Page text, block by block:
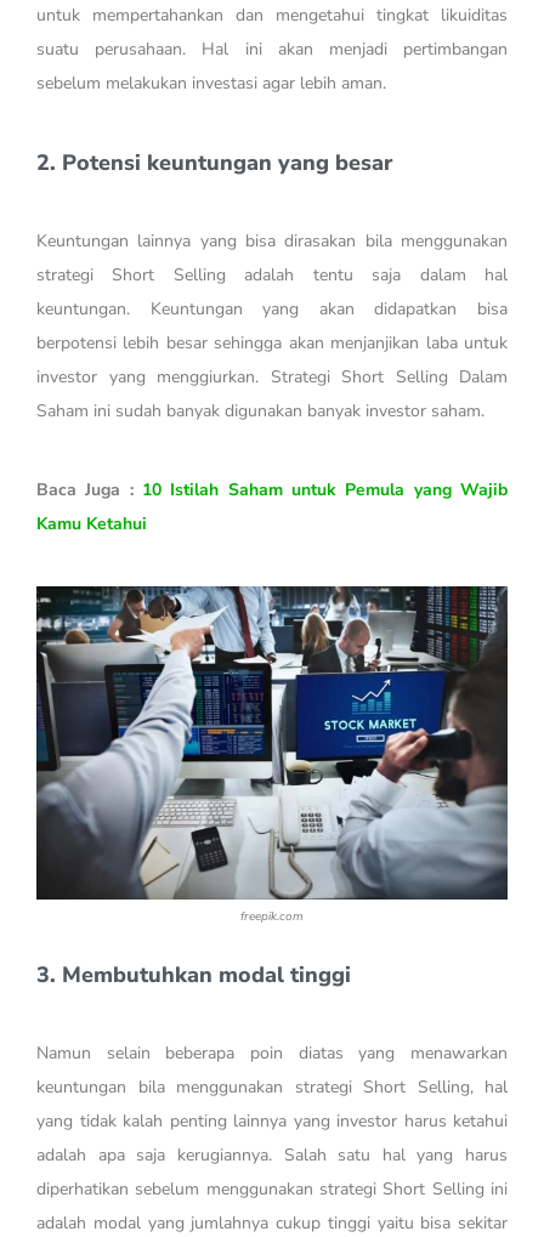
untuk mempertahankan dan mengetahui tingkat likuiditas
suatu perusahaan. Hal ini akan menjadi pertimbangan
sebelum melakukan investasi agar lebih aman.
2. Potensi keuntungan yang besar
Keuntungan lainnya yang bisa dirasakan bila menggunakan
strategi Short Selling adalah tentu saja dalam hal
keuntungan. Keuntungan yang akan didapatkan bisa
berpotensi lebih besar sehingga akan menjanjikan laba untuk
investor yang menggiurkan. Strategi Short Selling Dalam
Saham ini sudah banyak digunakan banyak investor saham.
Baca Juga : 10 Istilah Saham untuk Pemula yang Wajib
Kamu Ketahui
freepik.com
3. Membutuhkan modal tinggi
Namun selain beberapa poin diatas yang menawarkan
keuntungan bila menggunakan strategi Short Selling, hal
yang tidak kalah penting lainnya yang investor harus ketahui
adalah apa saja kerugiannya. Salah satu hal yang harus
diperhatikan sebelum menggunakan strategi Short Selling ini
adalah modal yang jumlahnya cukup tinggi yaitu bisa sekitar